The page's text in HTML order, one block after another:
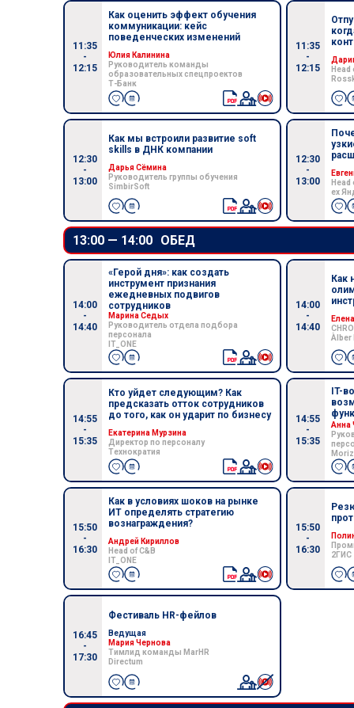
11:35
-
12:15
Как оценить эффект обучения
коммуникации: кейс
поведенческих изменений
Юлия Калинина
Руководитель команды
образовательных спецпроектов
Т-Банк
11:35
-
12:15
Head
12:30
-
13:00
Как мы встроили развитие soft
skills в ДНК компании
Дарья Сёмина
Руководитель группы обучения
SimbirSoft
12:30
-
13:00
ex
13:00 — 14:00 ОБЕД
14:00
-
14:40
«Герой дня»: как создать
инструмент признания
ежедневных подвигов
сотрудников
Марина Седых
Руководитель отдела подбора
персонала
IT_ONE
14:00
-
14:40
Как
CHRO
Àlber
14:55
-
15:35
Кто уйдет следующим? Как
предсказать отток сотрудников
до того, как он ударит по бизнесу
Екатерина Мурзина
Директор по персоналу
Технократия
14:55
-
15:35
IT-
Анна
15:50
-
16:30
Как в условиях шоков на рынке
ИТ определять стратегию
вознаграждения?
Андрей Кириллов
Head of C&B
IT_ONE
15:50
-
16:30
2ГИС
16:45
-
17:30
Фестиваль HR-фейлов
Ведущая
Мария Чернова
Тимлид команды MarHR
Directum